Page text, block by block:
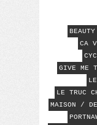
CA
GIVE ME
LE TRUC
MAISON /